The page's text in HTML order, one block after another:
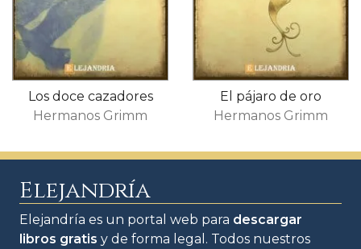
Los doce cazadores
Hermanos Grimm
El pájaro de oro
Hermanos Grimm
Elejandría
Elejandría es un portal web para descargar
libros gratis y de forma legal. Todos nuestros